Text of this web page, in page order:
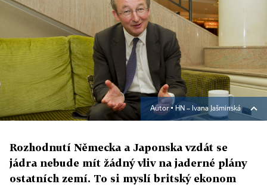
Autor ▪ HN – Ivana Jašminská
Rozhodnutí Německa a Japonska vzdát se
jádra nebude mít žádný vliv na jaderné plány
ostatních zemí. To si myslí britský ekonom